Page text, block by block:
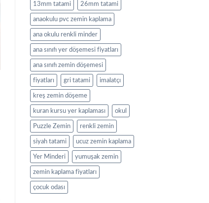
13mm tatami 26mm tatami
anaokulu pvc zemin kaplama
ana okulu renkli minder
ana sınıfı yer döşemesi fiyatları
ana sınıfı zemin döşemesi
fiyatları gri tatami imalatçı
kreş zemin döşeme
kuran kursu yer kaplaması okul
Puzzle Zemin renkli zemin
siyah tatami ucuz zemin kaplama
Yer Minderi yumuşak zemin
zemin kaplama fiyatları
çocuk odası